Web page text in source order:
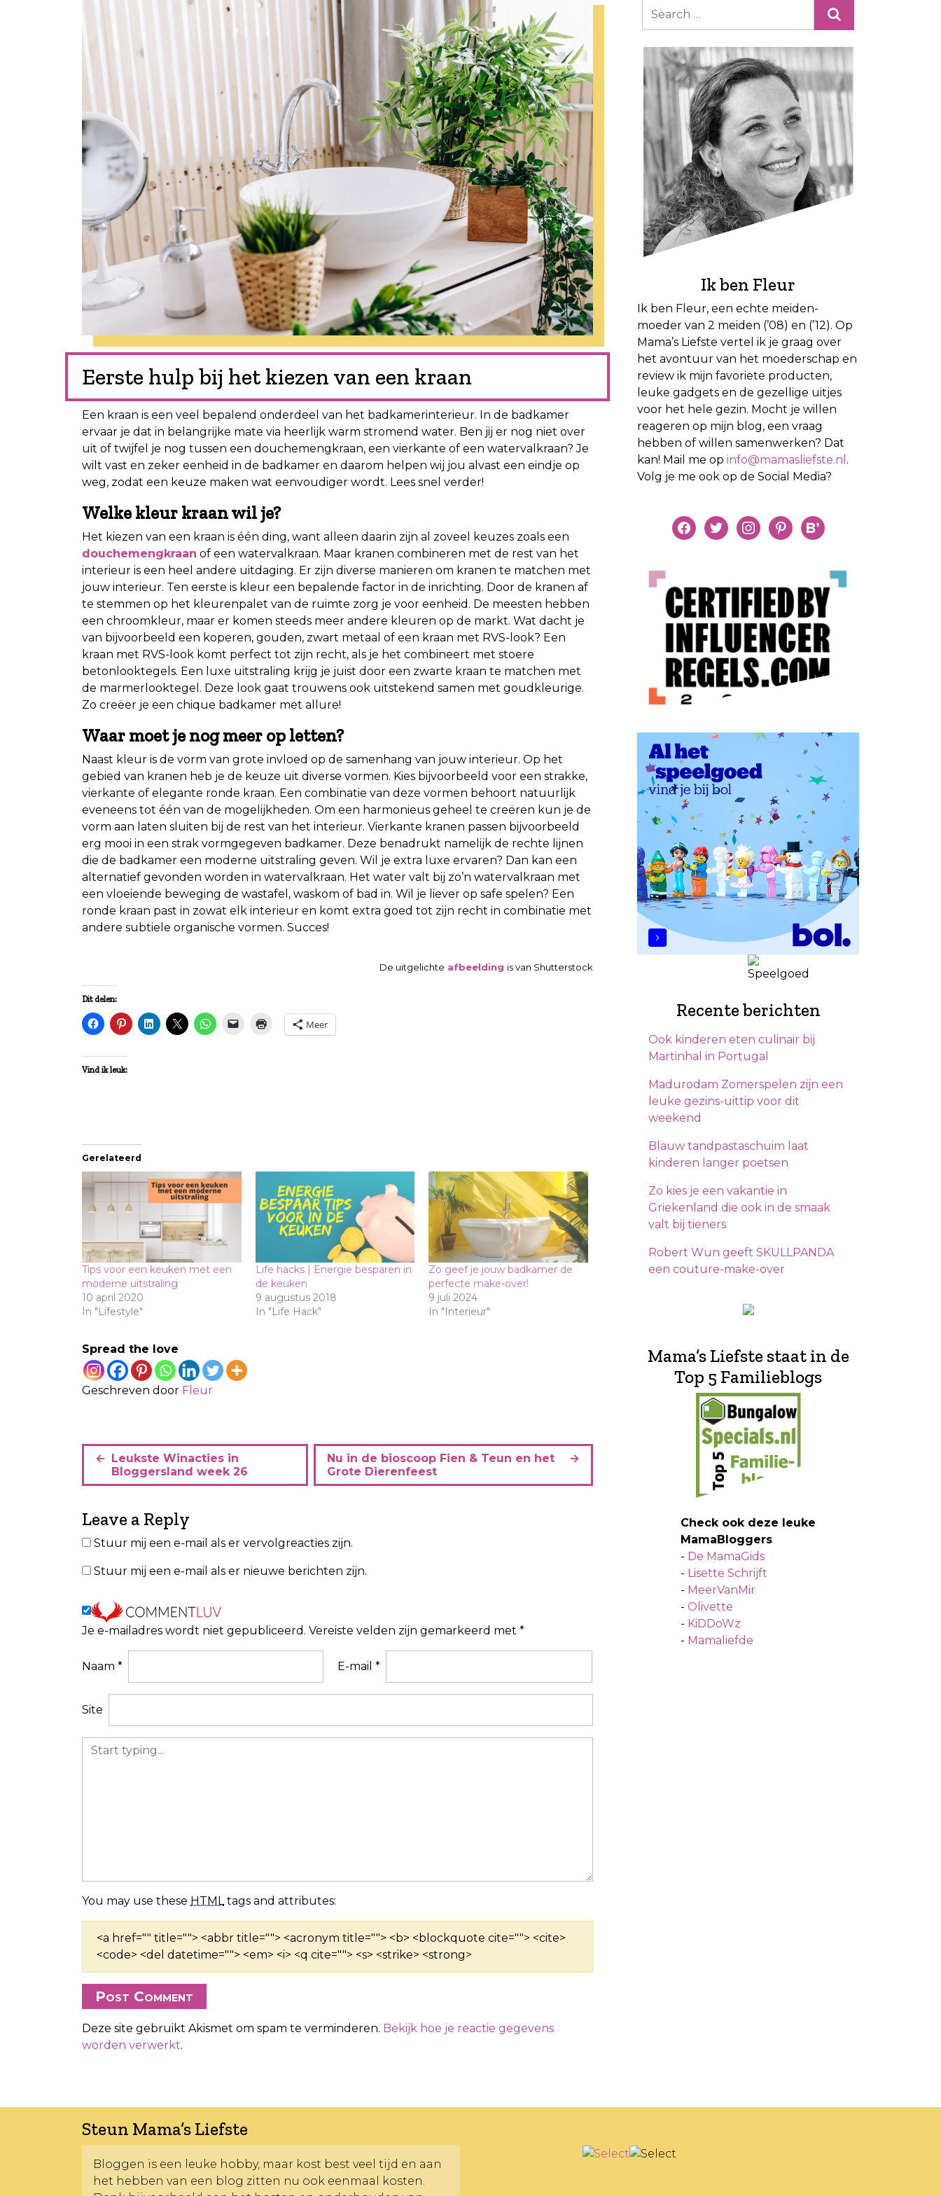
Eerste hulp bij het kiezen van een kraan
Een kraan is een veel bepalend onderdeel van het badkamerinterieur. In de badkamer
ervaar je dat in belangrijke mate via heerlijk warm stromend water. Ben jij er nog niet over
uit of twijfel je nog tussen een douchemengkraan, een vierkante of een watervalkraan? Je
wilt vast en zeker eenheid in de badkamer en daarom helpen wij jou alvast een eindje op
weg, zodat een keuze maken wat eenvoudiger wordt. Lees snel verder!
Welke kleur kraan wil je?
Het kiezen van een kraan is één ding, want alleen daarin zijn al zoveel keuzes zoals een
douchemengkraan of een watervalkraan. Maar kranen combineren met de rest van het
interieur is een heel andere uitdaging. Er zijn diverse manieren om kranen te matchen met
jouw interieur. Ten eerste is kleur een bepalende factor in de inrichting. Door de kranen af
te stemmen op het kleurenpalet van de ruimte zorg je voor eenheid. De meesten hebben
een chroomkleur, maar er komen steeds meer andere kleuren op de markt. Wat dacht je
van bijvoorbeeld een koperen, gouden, zwart metaal of een kraan met RVS-look? Een
kraan met RVS-look komt perfect tot zijn recht, als je het combineert met stoere
betonlooktegels. Een luxe uitstraling krijg je juist door een zwarte kraan te matchen met
de marmerlooktegel. Deze look gaat trouwens ook uitstekend samen met goudkleurige.
Zo creëer je een chique badkamer met allure!
Waar moet je nog meer op letten?
Naast kleur is de vorm van grote invloed op de samenhang van jouw interieur. Op het
gebied van kranen heb je de keuze uit diverse vormen. Kies bijvoorbeeld voor een strakke,
vierkante of elegante ronde kraan. Een combinatie van deze vormen behoort natuurlijk
eveneens tot één van de mogelijkheden. Om een harmonieus geheel te creëren kun je de
vorm aan laten sluiten bij de rest van het interieur. Vierkante kranen passen bijvoorbeeld
erg mooi in een strak vormgegeven badkamer. Deze benadrukt namelijk de rechte lijnen
die de badkamer een moderne uitstraling geven. Wil je extra luxe ervaren? Dan kan een
alternatief gevonden worden in watervalkraan. Het water valt bij zo’n watervalkraan met
een vloeiende beweging de wastafel, waskom of bad in. Wil je liever op safe spelen? Een
ronde kraan past in zowat elk interieur en komt extra goed tot zijn recht in combinatie met
andere subtiele organische vormen. Succes!
De uitgelichte afbeelding is van Shutterstock
Dit delen:
Meer
Vind ik leuk:
Gerelateerd
Tips voor een keuken met een
moderne uitstraling
10 april 2020
In "Lifestyle"
Life hacks | Energie besparen in
de keuken
9 augustus 2018
In "Life Hack"
Zo geef je jouw badkamer de
perfecte make-over!
9 juli 2024
In "Interieur"
Spread the love
Geschreven door Fleur
i
c
t
n
a
i
a
Leukste Winacties in
Bloggersland week 26
Nu in de bioscoop Fien & Teun en het
Grote Dierenfeest
Leave a Reply
Je e-mailadres wordt niet gepubliceerd. Vereiste velden zijn gemarkeerd met *
You may use these HTML tags and attributes:
<a href="" title=""> <abbr title=""> <acronym title=""> <b> <blockquote cite=""> <cite>
<code> <del datetime=""> <em> <i> <q cite=""> <s> <strike> <strong>
Naam * E-mail *
Site
Stuur mij een e-mail als er vervolgreacties zijn.
Stuur mij een e-mail als er nieuwe berichten zijn.
Deze site gebruikt Akismet om spam te verminderen. Bekijk hoe je reactie gegevens
worden verwerkt.
Ik ben Fleur
Ik ben Fleur, een echte meiden-
moeder van 2 meiden (’08) en (’12). Op
Mama’s Liefste vertel ik je graag over
het avontuur van het moederschap en
review ik mijn favoriete producten,
leuke gadgets en de gezellige uitjes
voor het hele gezin. Mocht je willen
reageren op mijn blog, een vraag
hebben of willen samenwerken? Dat
kan! Mail me op info@mamasliefste.nl .
Volg je me ook op de Social Media?
facebooktwitterinstagrampinterestbloglovin
Recente berichten
Ook kinderen eten culinair bij
Martinhal in Portugal
Madurodam Zomerspelen zijn een
leuke gezins-uittip voor dit
weekend
Blauw tandpastaschuim laat
kinderen langer poetsen
Zo kies je een vakantie in
Griekenland die ook in de smaak
valt bij tieners
Robert Wun geeft SKULLPANDA
een couture-make-over
Mama’s Liefste staat in de
Top 5 Familieblogs
Check ook deze leuke
MamaBloggers
- De MamaGids
- Lisette Schrijft
- MeerVanMir
- Olivette
- KiDDoWz
- Mamaliefde
Steun Mama’s Liefste
Bloggen is een leuke hobby, maar kost best veel tijd en aan
het hebben van een blog zitten nu ook eenmaal kosten.